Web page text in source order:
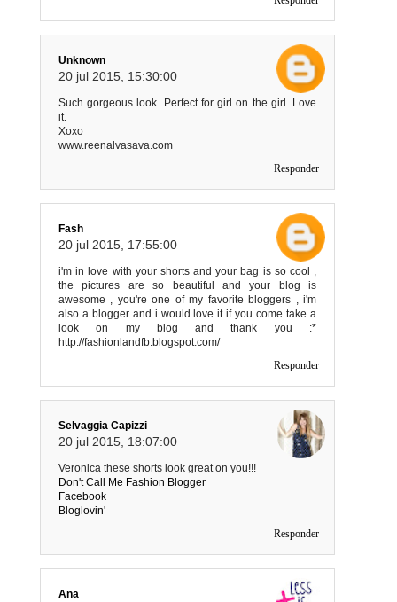
Unknown
20 jul 2015, 15:30:00
Such gorgeous look. Perfect for girl on the girl. Love
it.
Xoxo
www.reenalvasava.com
Responder
Fash
20 jul 2015, 17:55:00
i'm in love with your shorts and your bag is so cool ,
the pictures are so beautiful and your blog is
awesome , you're one of my favorite bloggers , i'm
also a blogger and i would love it if you come take a
look on my blog and thank you :*
http://fashionlandfb.blogspot.com/
Responder
Selvaggia Capizzi
20 jul 2015, 18:07:00
Veronica these shorts look great on you!!!
Don't Call Me Fashion Blogger
Facebook
Bloglovin'
Responder
Ana